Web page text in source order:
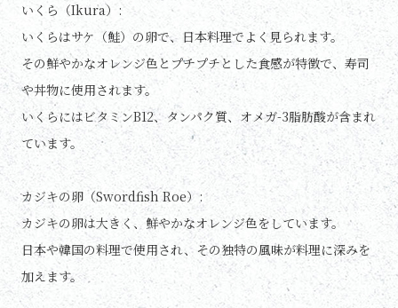
いくら（Ikura）:
いくらはサケ（鮭）の卵で、日本料理でよく見られます。
その鮮やかなオレンジ色とプチプチとした食感が特徴で、寿司
や丼物に使用されます。
いくらにはビタミンB12、タンパク質、オメガ-3脂肪酸が含まれ
ています。
カジキの卵（Swordfish Roe）:
カジキの卵は大きく、鮮やかなオレンジ色をしています。
日本や韓国の料理で使用され、その独特の風味が料理に深みを
加えます。